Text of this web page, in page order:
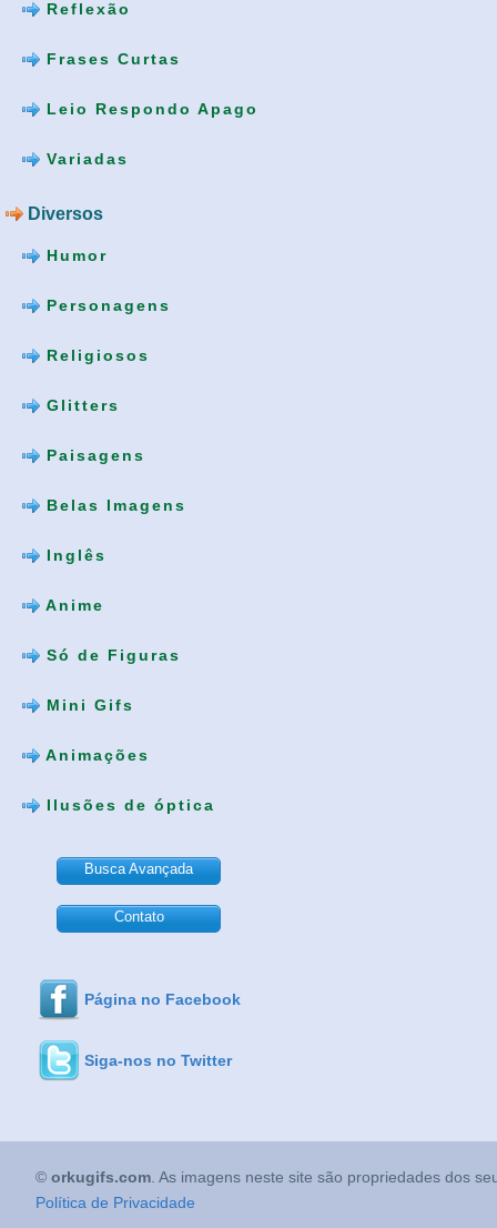
Reflexão
Frases Curtas
Leio Respondo Apago
Variadas
Diversos
Humor
Personagens
Religiosos
Glitters
Paisagens
Belas Imagens
Inglês
Anime
Só de Figuras
Mini Gifs
Animações
Ilusões de óptica
Busca Avançada
Contato
Página no Facebook
Siga-nos no Twitter
© orkugifs.com . As imagens neste site são propriedades dos
Política de Privacidade